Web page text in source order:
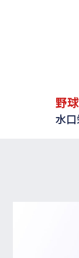
野
水
野球
水口
レッスンにつ
指導者一覧